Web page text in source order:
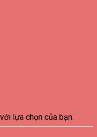
lựa chọn của bạn.